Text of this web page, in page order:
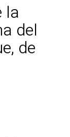
la
del
de